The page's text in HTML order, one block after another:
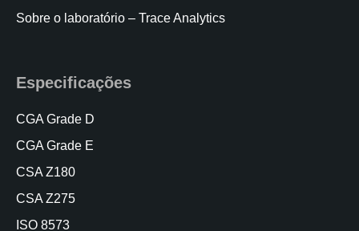
Sobre o laboratório – Trace Analytics
Especificações
CGA Grade D
CGA Grade E
CSA Z180
CSA Z275
ISO 8573